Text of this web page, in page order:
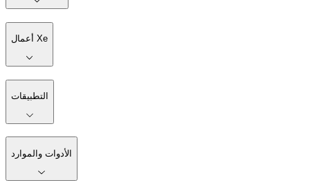
أعمال Xe
التطبيقات
الأدوات والموارد